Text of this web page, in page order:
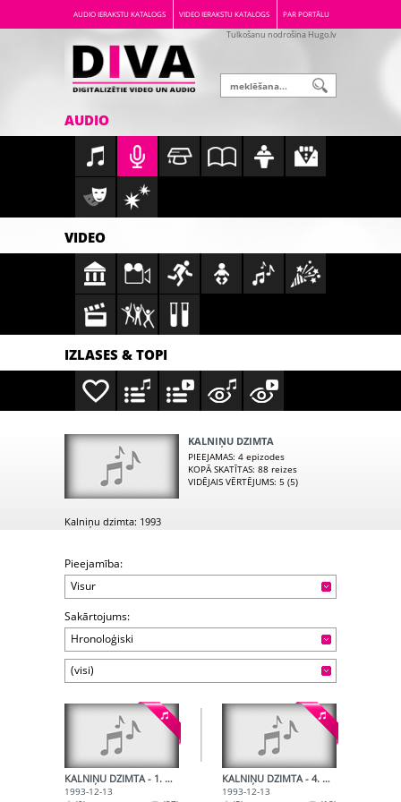
AUDIO IERAKSTU KATALOGS VIDEO IERAKSTU KATALOGS PAR PORTĀLU
Tulkošanu nodrošina Hugo.lv
AUDIO
VIDEO
IZLASES & TOPI
KALNIŅU DZIMTA
PIEEJAMAS: 4 epizodes
KOPĀ SKATĪTAS: 88 reizes
VIDĒJAIS VĒRTĒJUMS: 5 (5)
Kalniņu dzimta: 1993
Pieejamība:
Visur
Sakārtojums:
Hronoloģiski
(visi)
KALNIŅU DZIMTA - 1. RAIDĪJUMS. ALFRĒDA KALNIŅA MŪZIKA
1993-12-13
KALNIŅU DZIMTA - 4. RAIDĪJUMS. MAIJAS SAIVAS ATMIŅAS PAR ALFRĒDU KALNIŅU
1993-12-13